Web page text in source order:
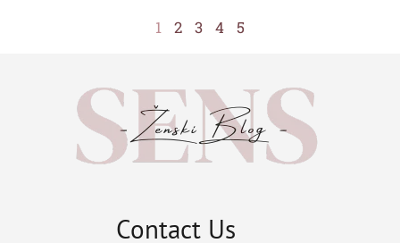
1 2 3 4 5
Contact Us